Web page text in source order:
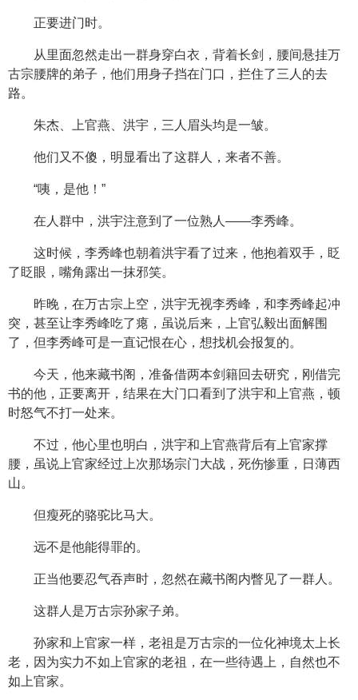
正要进门时。
从里面忽然走出一群身穿白衣，背着长剑，腰间悬挂万
古宗腰牌的弟子，他们用身子挡在门口，拦住了三人的去
路。
朱杰、上官燕、洪宇，三人眉头均是一皱。
他们又不傻，明显看出了这群人，来者不善。
“咦，是他！”
在人群中，洪宇注意到了一位熟人——李秀峰。
这时候，李秀峰也朝着洪宇看了过来，他抱着双手，眨
了眨眼，嘴角露出一抹邪笑。
昨晚，在万古宗上空，洪宇无视李秀峰，和李秀峰起冲
突，甚至让李秀峰吃了瘪，虽说后来，上官弘毅出面解围
了，但李秀峰可是一直记恨在心，想找机会报复的。
今天，他来藏书阁，准备借两本剑籍回去研究，刚借完
书的他，正要离开，结果在大门口看到了洪宇和上官燕，顿
时怒气不打一处来。
不过，他心里也明白，洪宇和上官燕背后有上官家撑
腰，虽说上官家经过上次那场宗门大战，死伤惨重，日薄西
山。
但瘦死的骆驼比马大。
远不是他能得罪的。
正当他要忍气吞声时，忽然在藏书阁内瞥见了一群人。
这群人是万古宗孙家子弟。
孙家和上官家一样，老祖是万古宗的一位化神境太上长
老，因为实力不如上官家的老祖，在一些待遇上，自然也不
如上官家。